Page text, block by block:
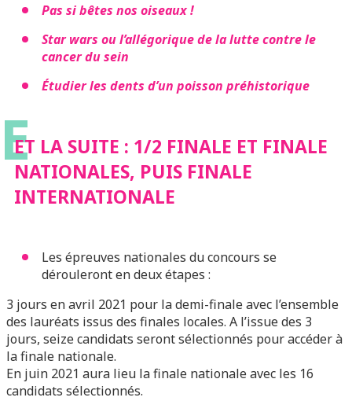
Pas si bêtes nos oiseaux !
Star wars ou l’allégorique de la lutte contre le
cancer du sein
Étudier les dents d’un poisson préhistorique
E
ET LA SUITE : 1/2 FINALE ET FINALE
NATIONALES, PUIS FINALE
INTERNATIONALE
Les épreuves nationales du concours se
dérouleront en deux étapes :
3 jours en avril 2021 pour la demi-finale avec l’ensemble
des lauréats issus des finales locales. A l’issue des 3
jours, seize candidats seront sélectionnés pour accéder à
la finale nationale.
En juin 2021 aura lieu la finale nationale avec les 16
candidats sélectionnés.